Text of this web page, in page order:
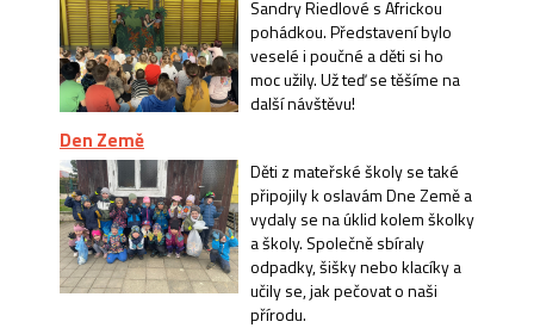
Sandry Riedlové s Africkou
pohádkou. Představení bylo
veselé i poučné a děti si ho
moc užily. Už teď se těšíme na
další návštěvu!
Den Země
Děti z mateřské školy se také
připojily k oslavám Dne Země a
vydaly se na úklid kolem školky
a školy. Společně sbíraly
odpadky, šišky nebo klacíky a
učily se, jak pečovat o naši
přírodu.